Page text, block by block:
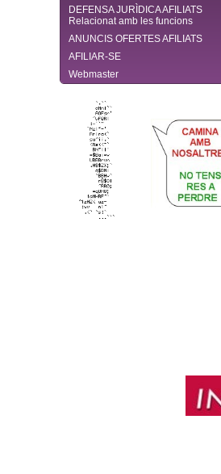
DEFENSA JURÌDICA AFILIATS
Relacionat amb les funcions
ANUNCIS OFERTES AFILIATS
AFILIAR-SE
Webmaster